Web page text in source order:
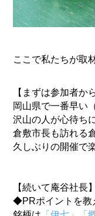
ここで私たちが取
【まずは参加者か
岡山県で一番早い
沢山の人が心待ち
倉敷市長も訪れる
久しぶりの開催で
【続いて庵谷社長】
◆PRポイントを教